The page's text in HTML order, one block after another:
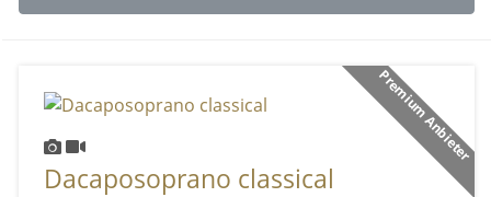
Premium Anbieter
Dacaposoprano classical